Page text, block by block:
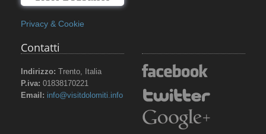
Privacy & Cookie
Contatti
Indirizzo: Trento, Italia
P.iva: 01838170221
Email: info@visitdolomiti.info